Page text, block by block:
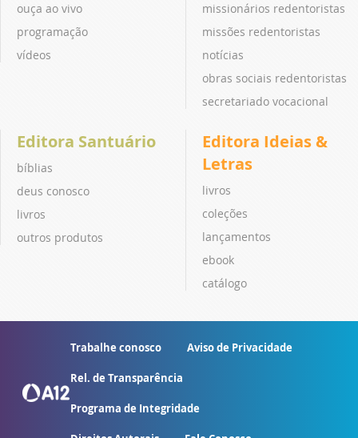
ouça ao vivo
programação
vídeos
missionários redentoristas
missões redentoristas
notícias
obras sociais redentoristas
secretariado vocacional
Editora Santuário
bíblias
deus conosco
livros
outros produtos
Editora Ideias &
Letras
livros
coleções
lançamentos
ebook
catálogo
Trabalhe conosco Aviso de Privacidade
Rel. de Transparência
Programa de Integridade